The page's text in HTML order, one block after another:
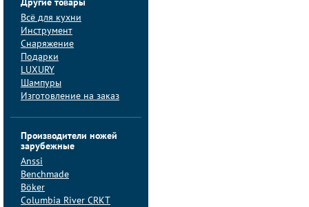
Другие товары
Всё для кухни
Инструмент
Снаряжение
Подарки
LUXURY
Шампуры
Изготовление на заказ
Производители ножей
зарубежные
Anssi
Benchmade
Böker
Columbia River CRKT